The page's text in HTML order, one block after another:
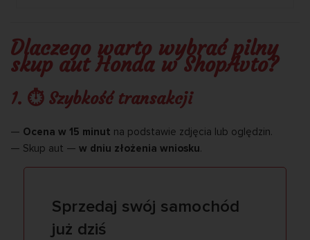
Dlaczego warto wybrać pilny
skup aut Honda w ShopAvto?
1. ⏱ Szybkość transakcji
— Ocena w 15 minut na podstawie zdjęcia lub oględzin.
— Skup aut — w dniu złożenia wniosku.
Sprzedaj swój samochód
już dziś